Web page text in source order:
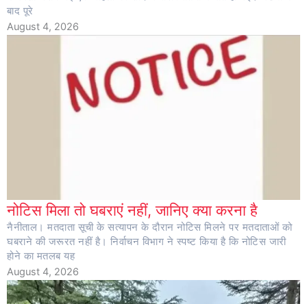
बाद पूरे
August 4, 2026
नोटिस मिला तो घबराएं नहीं, जानिए क्या करना है
नैनीताल। मतदाता सूची के सत्यापन के दौरान नोटिस मिलने पर मतदाताओं को
घबराने की जरूरत नहीं है। निर्वाचन विभाग ने स्पष्ट किया है कि नोटिस जारी
होने का मतलब यह
August 4, 2026